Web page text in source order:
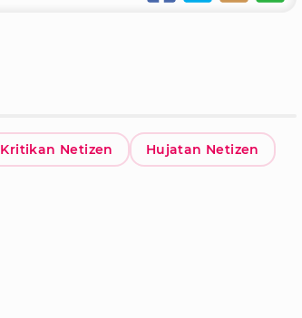
Kritikan Netizen Hujatan Netizen